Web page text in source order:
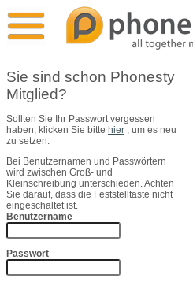
Sie sind schon Phonesty
Mitglied?
Sollten Sie Ihr Passwort vergessen
haben, klicken Sie bitte hier
, um es neu
zu setzen.
Bei Benutzernamen und Passwörtern
wird zwischen Groß- und
Kleinschreibung unterschieden. Achten
Sie darauf, dass die Feststelltaste nicht
eingeschaltet ist.
Benutzername
Passwort
Vergleich
Phonesty Free
Phonesty Premium
Phonesty Professional
Pressekontakt
Bildmaterial
Über Uns